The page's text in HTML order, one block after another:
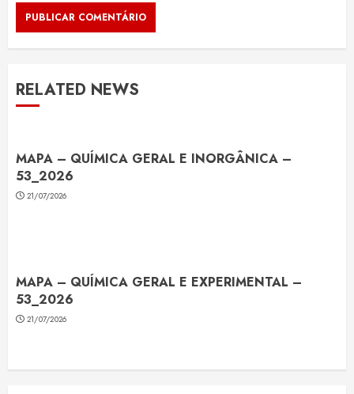
RELATED NEWS
MAPA – QUÍMICA GERAL E INORGÂNICA –
53_2026
21/07/2026
MAPA – QUÍMICA GERAL E EXPERIMENTAL –
53_2026
21/07/2026